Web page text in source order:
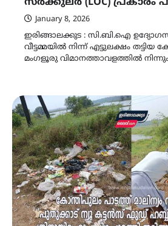
സർക്കുലർ (LOC) പ്രകാരം
January 8, 2026
ഇരിങ്ങാലക്കുട : സി.ബി.ഐ
വീട്ടമ്മയിൽ നിന്ന് എട്ടുലക്ഷം തട്ടിയ
മംഗളൂരു വിമാനത്താവളത്തിൽ